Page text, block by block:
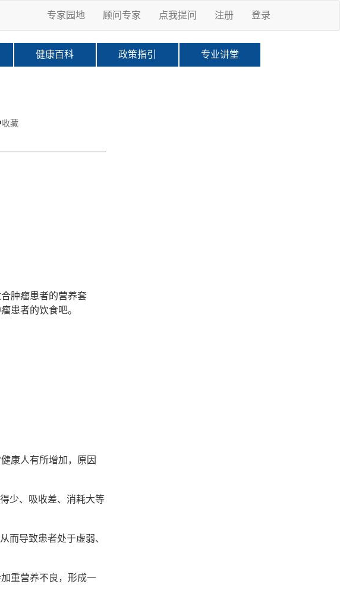
专家园地 顾问专家 点我提问 注册 登录
健康百科 政策指引 专业讲堂
收藏
肿瘤患者的营养套
患者的饮食吧。
康人有所增加，原因
少、吸收差、消耗大等
而导致患者处于虚弱、
重营养不良，形成一